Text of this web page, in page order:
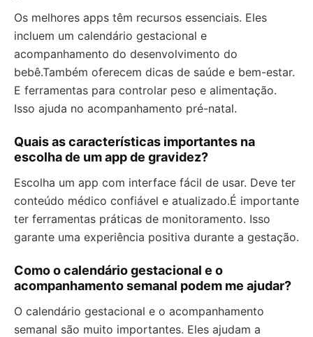
Os melhores apps têm recursos essenciais. Eles
incluem um calendário gestacional e
acompanhamento do desenvolvimento do
bebê.Também oferecem dicas de saúde e bem-estar.
E ferramentas para controlar peso e alimentação.
Isso ajuda no acompanhamento pré-natal.
Quais as características importantes na
escolha de um app de gravidez?
Escolha um app com interface fácil de usar. Deve ter
conteúdo médico confiável e atualizado.É importante
ter ferramentas práticas de monitoramento. Isso
garante uma experiência positiva durante a gestação.
Como o calendário gestacional e o
acompanhamento semanal podem me ajudar?
O calendário gestacional e o acompanhamento
semanal são muito importantes. Eles ajudam a